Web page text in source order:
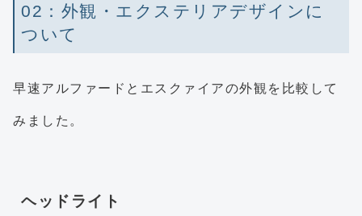
02：外観・エクステリアデザインに
ついて
早速アルファードとエスクァイアの外観を比較して
みました。
ヘッドライト